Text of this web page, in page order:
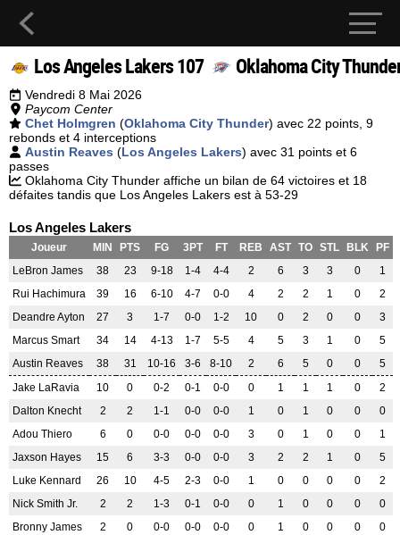
Los Angeles Lakers 107 Oklahoma City
Vendredi 8 Mai 2026
Paycom Center
Chet Holmgren (Oklahoma City Thunder) avec 22 points, 9
rebonds et 4 interceptions
Austin Reaves (Los Angeles Lakers) avec 31 points et 6
passes
Oklahoma City Thunder affiche un bilan de 64 victoires et 18
défaites tandis que Los Angeles Lakers est à 53-29
Los Angeles Lakers
Joueur MIN PTS FG 3PT FT REB AST TO STL BLK
PF
LeBron James
38 23 9-18 1-4 4-4 2 6 3 3 0
1
Rui Hachimura
39 16 6-10 4-7 0-0 4 2 2 1 0
2
Deandre Ayton
27 3 1-7 0-0 1-2 10 0 2 0 0
3
Marcus Smart
34 14 4-13 1-7 5-5 4 5 3 1 0
5
Austin Reaves
38 31 10-16 3-6 8-10 2 6 5 0 0
5
Jake LaRavia
10 0 0-2 0-1 0-0 0 1 1 1 0
2
Dalton Knecht
2 2 1-1 0-0 0-0 1 0 1 0 0
0
Adou Thiero
6 0 0-0 0-0 0-0 3 0 1 0 0
1
Jaxson Hayes
15 6 3-3 0-0 0-0 3 2 2 1 0
5
Luke Kennard
26 10 4-5 2-3 0-0 1 0 0 0 0
2
Nick Smith Jr.
2 2 1-3 0-1 0-0 0 1 0 0 0
0
Bronny James
2 0 0-0 0-0 0-0 0 1 0 0 0
0